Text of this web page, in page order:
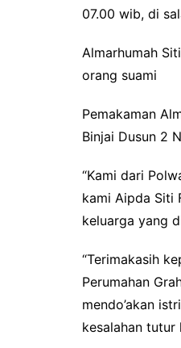
k
p
07.00 wib, di
Almarhumah
orang suami
Pemakaman
Binjai Dusun 2
“Kami dari
kami Aipda Siti
keluarga yang
“Terimakasih
Perumahan
mendo’akan
kesalahan tutur